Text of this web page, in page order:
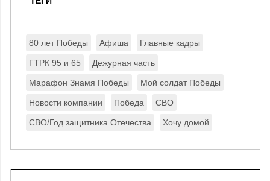
80 лет Победы Афиша Главные кадры
ГТРК 95 и 65 Дежурная часть
Марафон Знамя Победы Мой солдат Победы
Новости компании Победа СВО
СВО/Год защитника Отечества Хочу домой